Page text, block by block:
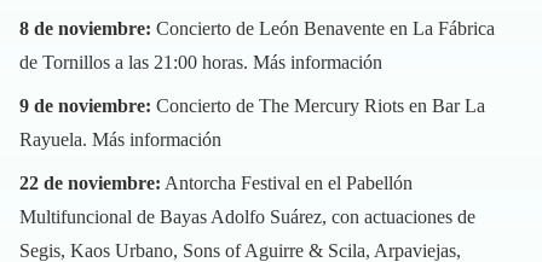
8 de noviembre: Concierto de León Benavente en La Fábrica
de Tornillos a las 21:00 horas. Más información
9 de noviembre: Concierto de The Mercury Riots en Bar La
Rayuela. Más información
22 de noviembre: Antorcha Festival en el Pabellón
Multifuncional de Bayas Adolfo Suárez, con actuaciones de
Segis, Kaos Urbano, Sons of Aguirre & Scila, Arpaviejas,